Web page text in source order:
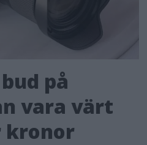
på
vara värt
kronor